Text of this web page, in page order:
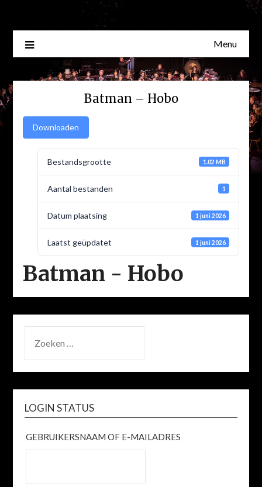
Menu
Batman – Hobo
Downloaden
Bestandsgrootte 1.02 MB
Aantal bestanden 1
Datum plaatsing 1 juni 2026
Laatst geüpdatet 1 juni 2026
Batman - Hobo
NAAR:
LOGIN STATUS
GEBRUIKERSNAAM OF E-MAILADRES